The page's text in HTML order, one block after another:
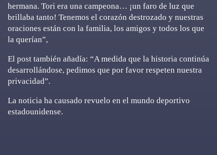
hermana. Tori era una campeona… ¡un faro de luz que
brillaba tanto! Tenemos el corazón destrozado y nuestras
oraciones están con la familia, los amigos y todos los que
la querían”,
El post también añadía: “A medida que la historia continúa
desarrollándose, pedimos que por favor respeten nuestra
privacidad”.
La noticia ha causado revuelo en el mundo deportivo
estadounidense.